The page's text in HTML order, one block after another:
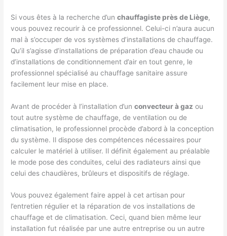
Si vous êtes à la recherche d’unchauffagiste près de Liège,
vous pouvez recourir à ce professionnel. Celui-ci n’aura aucun
mal à s’occuper de vos systèmes d’installations de chauffage.
Qu’il s’agisse d’installations de préparation d’eau chaude ou
d’installations de conditionnement d’air en tout genre, le
professionnel spécialisé au chauffage sanitaire assure
facilement leur mise en place.
Avant de procéder à l’installation d’unconvecteur à gaz ou
tout autre système de chauffage, de ventilation ou de
climatisation, le professionnel procède d’abord à la conception
du système. Il dispose des compétences nécessaires pour
calculer le matériel à utiliser. Il définit également au préalable
le mode pose des conduites, celui des radiateurs ainsi que
celui des chaudières, brûleurs et dispositifs de réglage.
Vous pouvez également faire appel à cet artisan pour
l’entretien régulier et la réparation de vos installations de
chauffage et de climatisation. Ceci, quand bien même leur
installation fut réalisée par une autre entreprise ou un autre